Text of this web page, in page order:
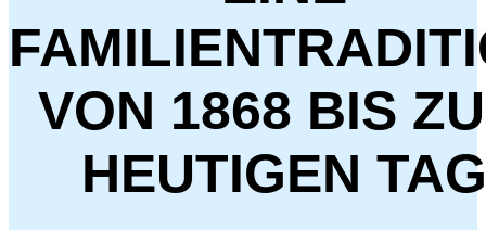
VON 1868 BIS
HEUTIGEN TAG